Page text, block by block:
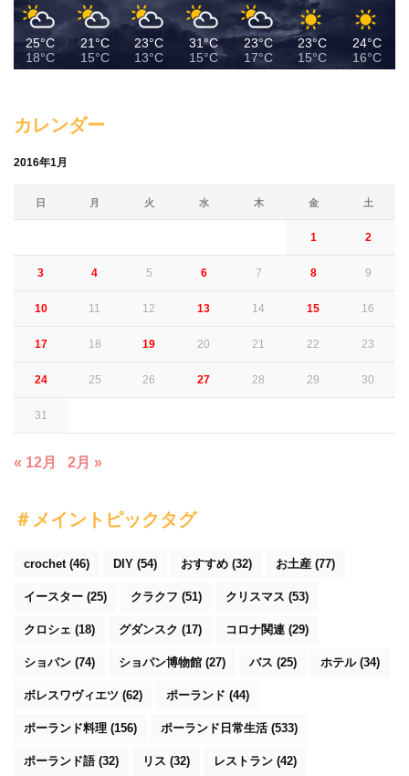
25°C
18°C
21°C
15°C
23°C
13°C
31°C
15°C
23°C
17°C
23°C
15°C
24°C
16°C
カレンダー
2016年1月
日 月 火 水 木 金 土
1 2
3 4 5 6 7 8 9
10 11 12 13 14 15 16
17 18 19 20 21 22 23
24 25 26 27 28 29 30
31
« 12月 2月 »
＃メイントピックタグ
crochet(46) DIY (54) おすすめ (32) お土産 (77)
イースター (25) クラクフ (51) クリスマス (53)
クロシェ (18) グダンスク (17) コロナ関連 (29)
ショパン (74) ショパン博物館 (27) バス (25) ホテル(34)
ボレスワヴィエツ (62) ポーランド (44)
ポーランド料理 (156) ポーランド日常生活(533)
ポーランド語(32) リス (32) レストラン (42)